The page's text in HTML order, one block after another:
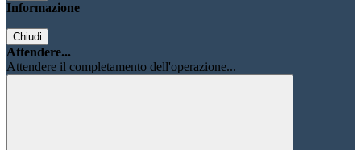
Informazione
Chiudi
Attendere...
Attendere il completamento dell'operazione...